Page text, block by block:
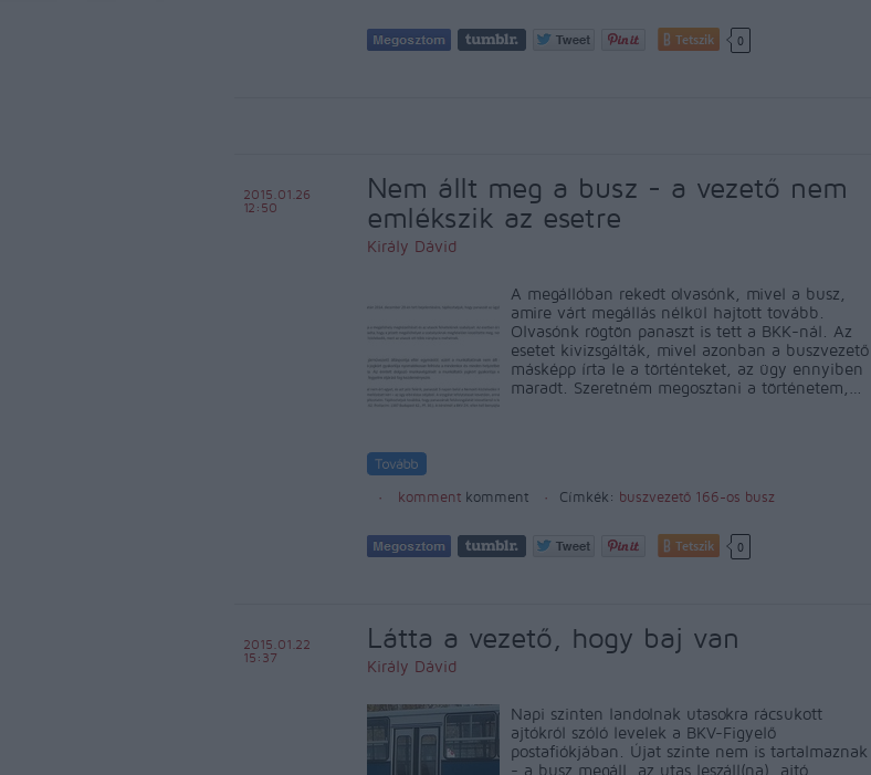
Tetszik 0
Nem állt meg a busz - a vezető nem
emlékszik az esetre
Király Dávid
2015.01.26
12:50
A megállóban rekedt olvasónk, mivel a busz,
amire várt megállás nélkül hajtott tovább.
Olvasónk rögtön panaszt is tett a BKK-nál. Az
esetet kivizsgálták, mivel azonban a buszvezető
másképp írta le a történteket, az ügy ennyiben
maradt. Szeretném megosztani a történetem,…
komment komment Címkék: buszvezető 166-os busz
Tetszik 0
Látta a vezető, hogy baj van
Király Dávid
2015.01.22
15:37
Napi szinten landolnak utasokra rácsukott
ajtókról szóló levelek a BKV-Figyelő
postafiókjában. Újat szinte nem is tartalmaznak
- a busz megáll, az utas leszáll(na), ajtó